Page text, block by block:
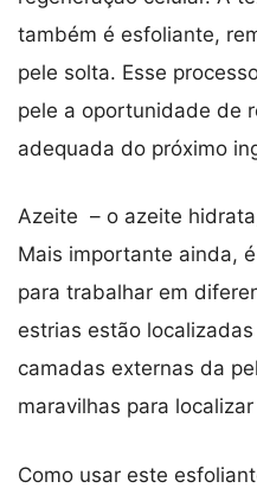
também é esfoliante,
pele solta. Esse
pele a oportunidade de
adequada do próximo
Azeite – o azeite
Mais importante ainda,
para trabalhar em
estrias estão
camadas externas da
maravilhas para
Como usar este